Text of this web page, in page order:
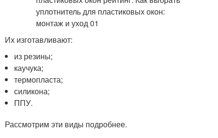
Их изготавливают:
из резины;
каучука;
термопласта;
силикона;
ППУ.
Рассмотрим эти виды подробнее.